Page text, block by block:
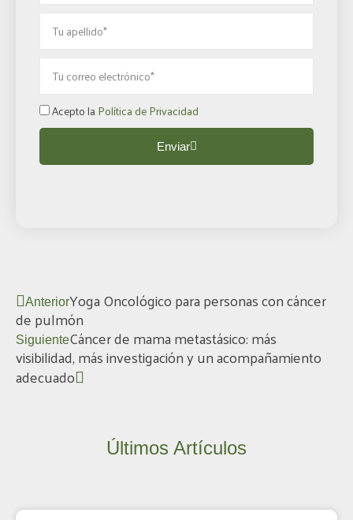
Politica
privacidad
Acepto la Política de Privacidad
Enviar
Ant
AnteriorYoga Oncológico para personas con cáncer
de pulmón
SiguienteCáncer de mama metastásico: más
visibilidad, más investigación y un acompañamiento
adecuado
Siguiente
Últimos Artículos